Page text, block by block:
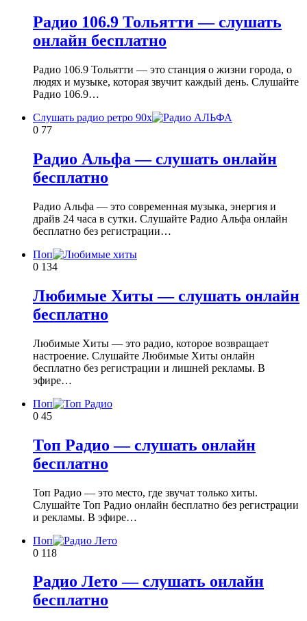
Радио 106.9 Тольятти — слушать
онлайн бесплатно
Радио 106.9 Тольятти — это станция о жизни города, о
людях и музыке, которая звучит каждый день. Слушайте
Радио 106.9…
Слушать радио ретро 90х
0 77
Радио Альфа — слушать онлайн
бесплатно
Радио Альфа — это современная музыка, энергия и
драйв 24 часа в сутки. Слушайте Радио Альфа онлайн
бесплатно без регистрации…
Поп
0 134
Любимые Хиты — слушать онлайн
бесплатно
Любимые Хиты — это радио, которое возвращает
настроение. Слушайте Любимые Хиты онлайн
бесплатно без регистрации и лишней рекламы. В
эфире…
Поп
0 45
Топ Радио — слушать онлайн
бесплатно
Топ Радио — это место, где звучат только хиты.
Слушайте Топ Радио онлайн бесплатно без регистрации
и рекламы. В эфире…
Поп
0 118
Радио Лето — слушать онлайн
бесплатно